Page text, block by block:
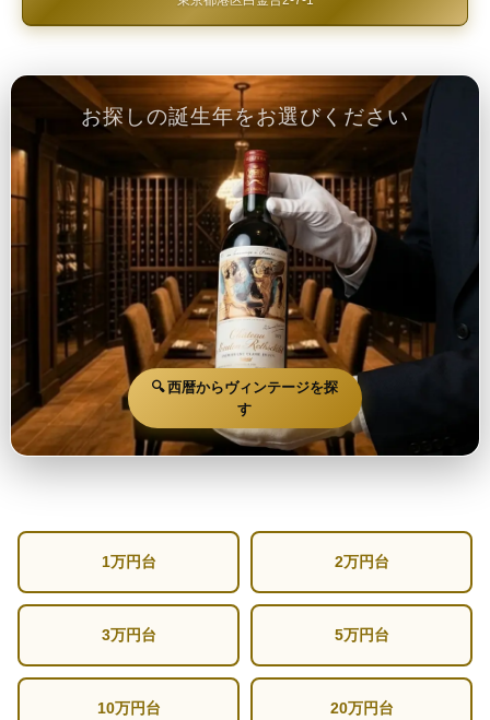
お探しの誕生年をお選びください
🔍 西暦からヴィンテージを探
す
1万円台 2万円台
3万円台 5万円台
10万円台 20万円台